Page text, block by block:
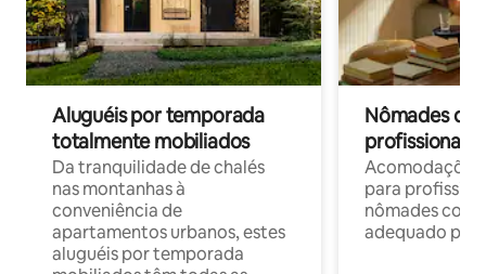
Aluguéis por temporada
totalmente mobiliados
Da tranquilidade de chalés
nas montanhas à
conveniência de
apartamentos urbanos, estes
aluguéis por temporada
Nômades
profissionais
para
nômades com
adequado